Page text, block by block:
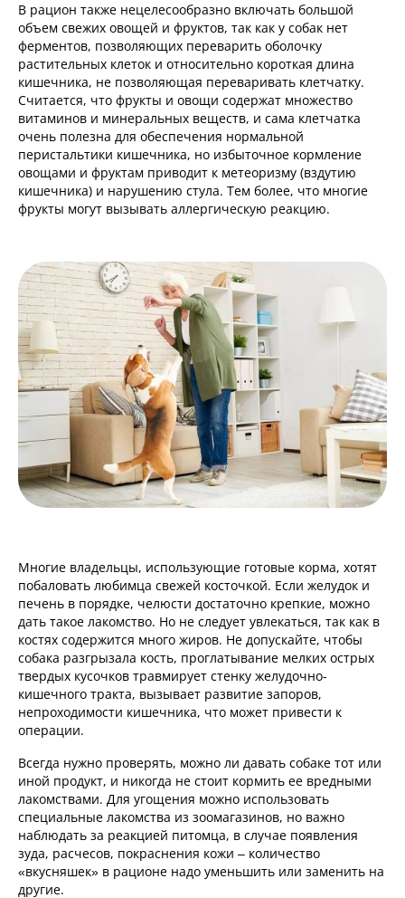
В рацион также нецелесообразно включать большой
объем свежих овощей и фруктов, так как у собак нет
ферментов, позволяющих переварить оболочку
растительных клеток и относительно короткая длина
кишечника, не позволяющая переваривать клетчатку.
Считается, что фрукты и овощи содержат множество
витаминов и минеральных веществ, и сама клетчатка
очень полезна для обеспечения нормальной
перистальтики кишечника, но избыточное кормление
овощами и фруктам приводит к метеоризму (вздутию
кишечника) и нарушению стула. Тем более, что многие
фрукты могут вызывать аллергическую реакцию.
Многие владельцы, использующие готовые корма, хотят
побаловать любимца свежей косточкой. Если желудок и
печень в порядке, челюсти достаточно крепкие, можно
дать такое лакомство. Но не следует увлекаться, так как в
костях содержится много жиров. Не допускайте, чтобы
собака разгрызала кость, проглатывание мелких острых
твердых кусочков травмирует стенку желудочно-
кишечного тракта, вызывает развитие запоров,
непроходимости кишечника, что может привести к
операции.
Всегда нужно проверять, можно ли давать собаке тот или
иной продукт, и никогда не стоит кормить ее вредными
лакомствами. Для угощения можно использовать
специальные лакомства из зоомагазинов, но важно
наблюдать за реакцией питомца, в случае появления
зуда, расчесов, покраснения кожи – количество
«вкусняшек» в рационе надо уменьшить или заменить на
другие.